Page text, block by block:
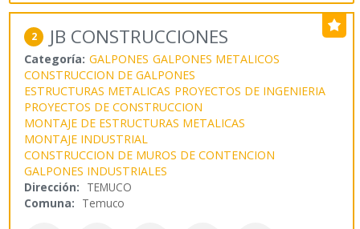
2 JB CONSTRUCCIONES
Categoría: GALPONES GALPONES METALICOS
CONSTRUCCION DE GALPONES
ESTRUCTURAS METALICAS PROYECTOS DE INGENIERIA
PROYECTOS DE CONSTRUCCION
MONTAJE DE ESTRUCTURAS METALICAS
MONTAJE INDUSTRIAL
CONSTRUCCION DE MUROS DE CONTENCION
GALPONES INDUSTRIALES
Dirección: TEMUCO
Comuna: Temuco